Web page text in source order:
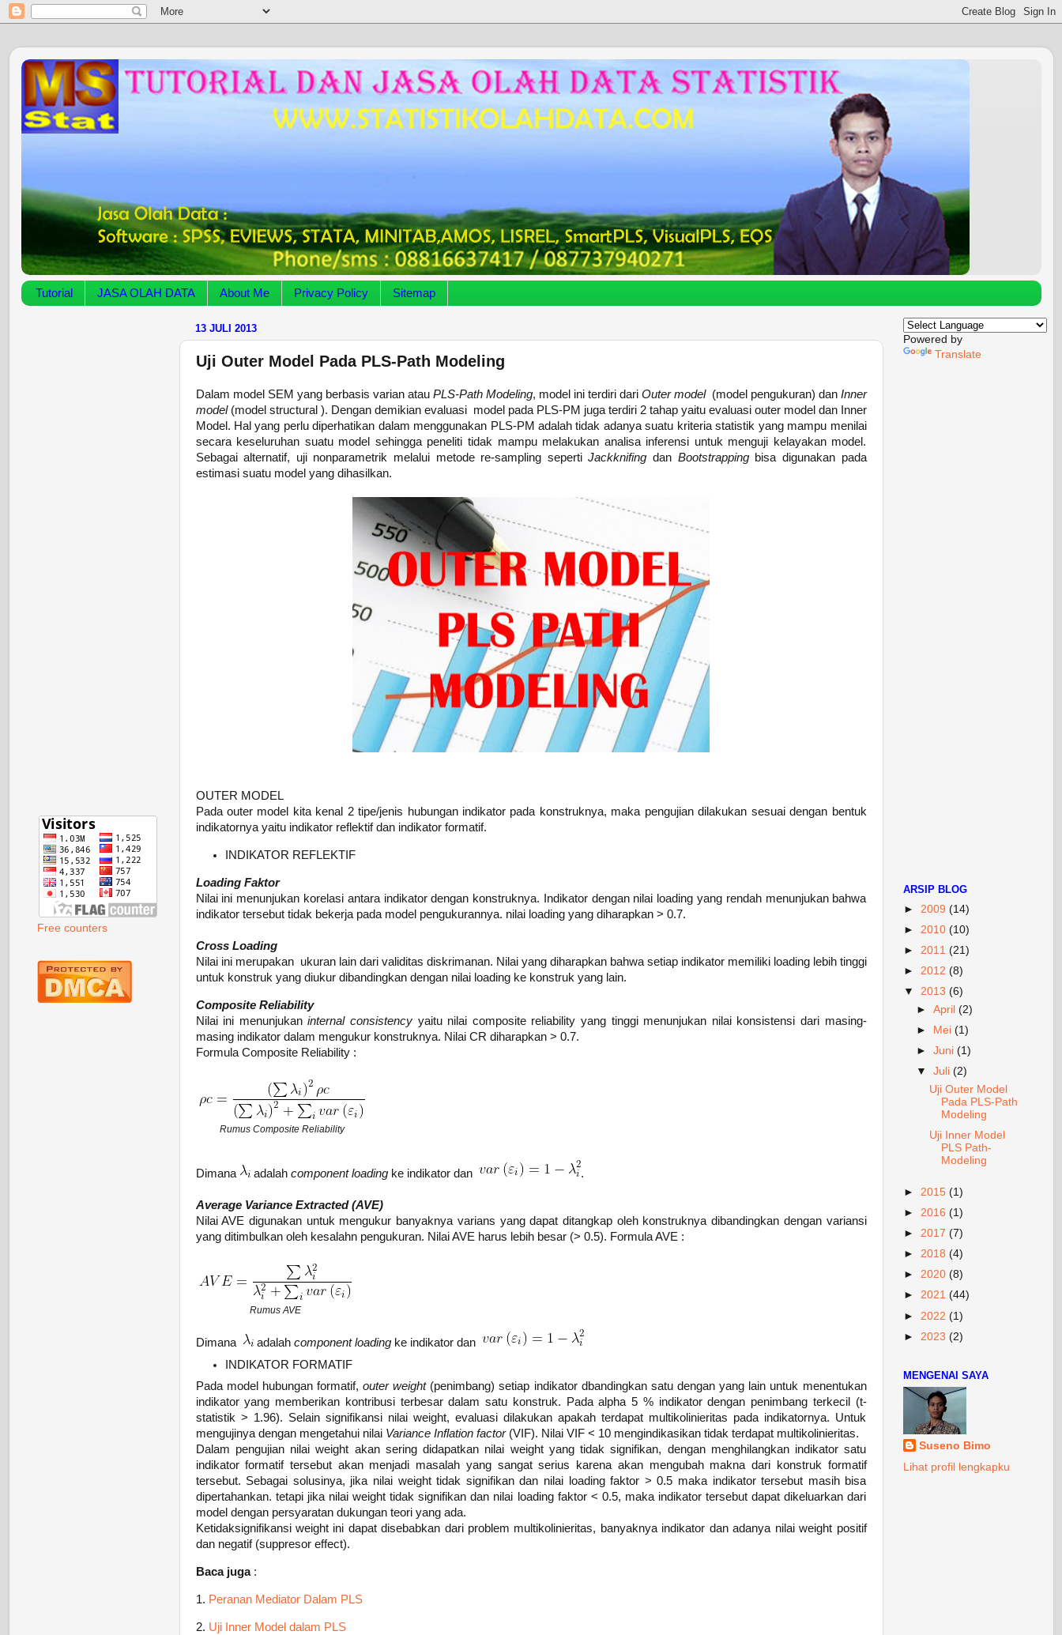
Tutorial JASA OLAH DATA About Me Privacy Policy Sitemap
13 JULI 2013
Uji Outer Model Pada PLS-Path Modeling
Dalam model SEM yang berbasis varian atau PLS-Path Modeling, model ini terdiri dari Outer model (model pengukuran) dan Inner
model(model structural ). Dengan demikian evaluasi model pada PLS-PM juga terdiri 2 tahap yaitu evaluasi outer model dan Inner
Model. Hal yang perlu diperhatikan dalam menggunakan PLS-PM adalah tidak adanya suatu kriteria statistik yang mampu menilai
secara keseluruhan suatu model sehingga peneliti tidak mampu melakukan analisa inferensi untuk menguji kelayakan model.
Sebagai alternatif, uji nonparametrik melalui metode re-sampling sepertiJackknifing dan Bootstrappingbisa digunakan pada
estimasi suatu model yang dihasilkan.
OUTER MODEL
Pada outer model kita kenal 2 tipe/jenis hubungan indikator pada konstruknya, maka pengujian dilakukan sesuai dengan bentuk
indikatornya yaitu indikator reflektif dan indikator formatif.
INDIKATOR REFLEKTIF
Loading Faktor
Nilai ini menunjukan korelasi antara indikator dengan konstruknya. Indikator dengan nilai loading yang rendah menunjukan bahwa
indikator tersebut tidak bekerja pada model pengukurannya. nilai loading yang diharapkan > 0.7.
Cross Loading
Nilai ini merupakan ukuran lain dari validitas diskrimanan. Nilai yang diharapkan bahwa setiap indikator memiliki loading lebih tinggi
untuk konstruk yang diukur dibandingkan dengan nilai loading ke konstruk yang lain.
Composite Reliability
Nilai ini menunjukaninternal consistencyyaitu nilai composite reliability yang tinggi menunjukan nilai konsistensi dari masing-
masing indikator dalam mengukur konstruknya. Nilai CR diharapkan > 0.7.
Formula Composite Reliability :
Rumus Composite Reliability
Dimana adalah component loadingke indikator dan .
Average Variance Extracted (AVE)
Nilai AVE digunakan untuk mengukur banyaknya varians yang dapat ditangkap oleh konstruknya dibandingkan dengan variansi
yang ditimbulkan oleh kesalahn pengukuran. Nilai AVE harus lebih besar (> 0.5). Formula AVE :
Rumus AVE
Dimana adalah component loadingke indikator dan
INDIKATOR FORMATIF
Pada model hubungan formatif,outer weight(penimbang) setiap indikator dbandingkan satu dengan yang lain untuk menentukan
indikator yang memberikan kontribusi terbesar dalam satu konstruk. Pada alpha 5 % indikator dengan penimbang terkecil (t-
statistik > 1.96). Selain signifikansi nilai weight, evaluasi dilakukan apakah terdapat multikolinieritas pada indikatornya. Untuk
mengujinya dengan mengetahui nilai Variance Inflation factor(VIF). Nilai VIF < 10 mengindikasikan tidak terdapat multikolinieritas.
Dalam pengujian nilai weight akan sering didapatkan nilai weight yang tidak signifikan, dengan menghilangkan indikator satu
indikator formatif tersebut akan menjadi masalah yang sangat serius karena akan mengubah makna dari konstruk formatif
tersebut. Sebagai solusinya, jika nilai weight tidak signifikan dan nilai loading faktor > 0.5 maka indikator tersebut masih bisa
dipertahankan. tetapi jika nilai weight tidak signifikan dan nilai loading faktor < 0.5, maka indikator tersebut dapat dikeluarkan dari
model dengan persyaratan dukungan teori yang ada.
Ketidaksignifikansi weight ini dapat disebabkan dari problem multikolinieritas, banyaknya indikator dan adanya nilai weight positif
dan negatif (suppresor effect).
Baca juga :
1. Peranan Mediator Dalam PLS
2. Uji Inner Model dalam PLS
Free counters
Powered by
Translate
ARSIP BLOG
► 2009 (14)
► 2010 (10)
► 2011 (21)
► 2012 (8)
▼ 2013 (6)
► April (2)
►
Mei (1)
► Juni (1)
▼ Juli (2)
Uji Outer Model
Pada PLS-Path
Modeling
Uji Inner Model
PLS Path-
Modeling
► 2015 (1)
► 2016 (1)
► 2017 (7)
► 2018 (4)
► 2020 (8)
► 2021 (44)
► 2022 (1)
► 2023 (2)
MENGENAI SAYA
Suseno Bimo
Lihat profil lengkapku